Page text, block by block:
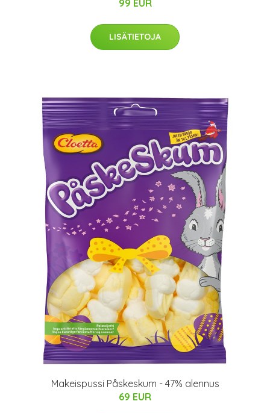
99 EUR
LISÄTIETOJA
Makeispussi Påskeskum - 47% alennus
69 EUR